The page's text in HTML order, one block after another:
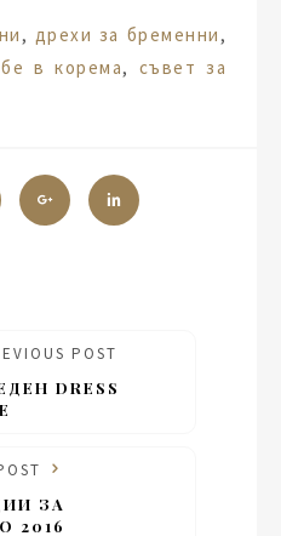
, дрехи за бременни,
в корема, съвет за
POST
DRESS
ЗА
2016